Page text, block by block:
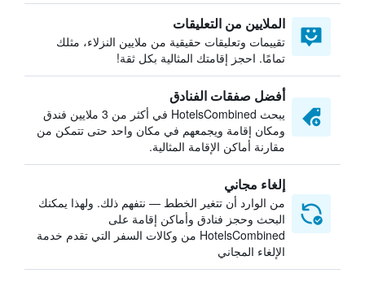
الملايين من التعليقات
تقييمات وتعليقات حقيقية من ملايين النزلاء، مثلك
تمامًا. احجز إقامتك المثالية بكل ثقة!
أفضل صفقات الفنادق
يبحث HotelsCombined في أكثر من 3 ملايين فندق
ومكان إقامة ويجمعهم في مكان واحد حتى تتمكن من
مقارنة أماكن الإقامة المثالية.
إلغاء مجاني
من الوارد أن تتغير الخطط — نتفهم ذلك. ولهذا يمكنك
البحث وحجز فنادق وأماكن إقامة على
HotelsCombined من وكالات السفر التي تقدم خدمة
الإلغاء المجاني